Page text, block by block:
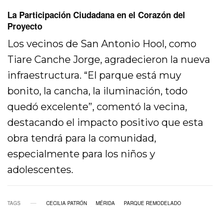
La Participación Ciudadana en el Corazón del
Proyecto
Los vecinos de San Antonio Hool, como
Tiare Canche Jorge, agradecieron la nueva
infraestructura. “El parque está muy
bonito, la cancha, la iluminación, todo
quedó excelente”, comentó la vecina,
destacando el impacto positivo que esta
obra tendrá para la comunidad,
especialmente para los niños y
adolescentes.
TAGS CECILIA PATRÓN MÉRIDA
PARQUE REMODELADO